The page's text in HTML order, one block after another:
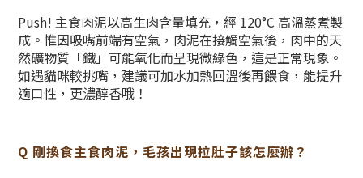
Push! 主食肉泥以高生肉含量填充，經 120°C 高溫蒸煮製
成。惟因吸嘴前端有空氣，肉泥在接觸空氣後，肉中的天
然礦物質「鐵」可能氧化而呈現微綠色，這是正常現象。
如遇貓咪較挑嘴，建議可加水加熱回溫後再餵食，能提升
適口性，更濃醇香哦！
Q 剛換食主食肉泥，毛孩出現拉肚子該怎麼辦？